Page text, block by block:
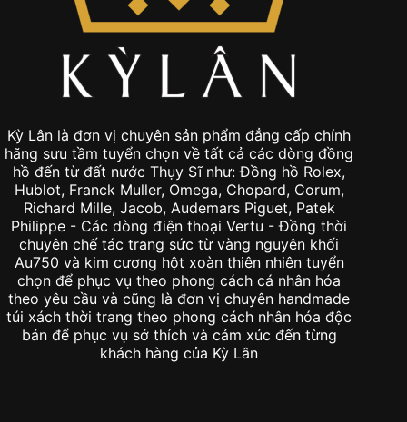
Kỳ Lân là đơn vị chuyên sản phẩm đẳng cấp chính
hãng sưu tầm tuyển chọn về tất cả các dòng đồng
hồ đến từ đất nước Thụy Sĩ như: Đồng hồ Rolex,
Hublot, Franck Muller, Omega, Chopard, Corum,
Richard Mille, Jacob, Audemars Piguet, Patek
Philippe - Các dòng điện thoại Vertu - Đồng thời
chuyên chế tác trang sức từ vàng nguyên khối
Au750 và kim cương hột xoàn thiên nhiên tuyển
chọn để phục vụ theo phong cách cá nhân hóa
theo yêu cầu và cũng là đơn vị chuyên handmade
túi xách thời trang theo phong cách nhân hóa độc
bản để phục vụ sở thích và cảm xúc đến từng
khách hàng của Kỳ Lân